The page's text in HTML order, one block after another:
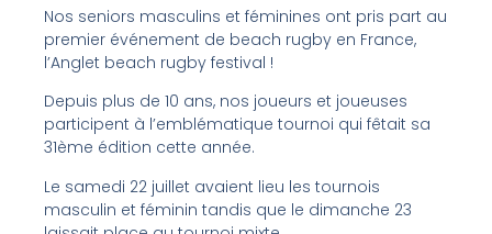
Nos seniors masculins et féminines ont pris part au
premier événement de beach rugby en France,
l’Anglet beach rugby festival !
Depuis plus de 10 ans, nos joueurs et joueuses
participent à l’emblématique tournoi qui fêtait sa
31ème édition cette année.
Le samedi 22 juillet avaient lieu les tournois
masculin et féminin tandis que le dimanche 23